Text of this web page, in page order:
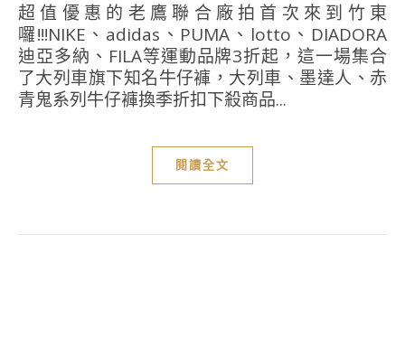
超值優惠的老鷹聯合廠拍首次來到竹東
囉!!!NIKE、adidas、PUMA、lotto、DIADORA
迪亞多納、FILA等運動品牌3折起，這一場集合
了大列車旗下知名牛仔褲，大列車、墨達人、赤
青鬼系列牛仔褲換季折扣下殺商品...
閱讀全文